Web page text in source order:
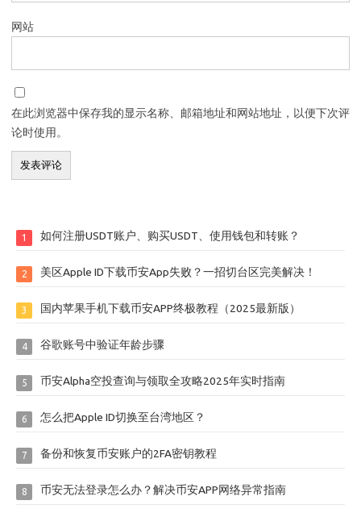
网站
在此浏览器中保存我的显示名称、邮箱地址和网站地址，以便下次评
论时使用。
1 如何注册USDT账户、购买USDT、使用钱包和转账？
2 美区Apple ID下载币安App失败？一招切台区完美解决！
3 国内苹果手机下载币安APP终极教程（2025最新版）
4 谷歌账号中验证年龄步骤
5 币安Alpha空投查询与领取全攻略2025年实时指南
6 怎么把Apple ID切换至台湾地区？
7 备份和恢复币安账户的2FA密钥教程
8 币安无法登录怎么办？解决币安APP网络异常指南